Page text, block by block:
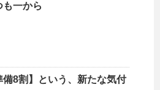
も一から
備8割】という、新たな気付